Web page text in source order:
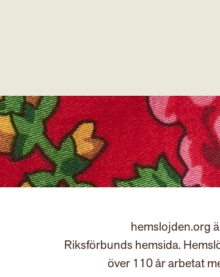
hemslojden.org
Riksförbunds hemsida.
över 110 år arbetat